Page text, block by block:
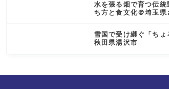
水を張る畑で育つ伝
ち方と食文化＠埼玉
雪国で受け継ぐ「ち
秋田県湯沢市